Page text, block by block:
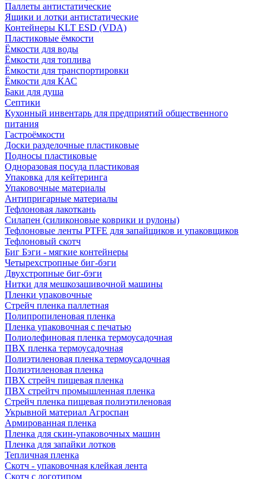
Паллеты антистатические
Ящики и лотки антистатические
Контейнеры KLT ESD (VDA)
Пластиковые ёмкости
Ёмкости для воды
Ёмкости для топлива
Ёмкости для транспортировки
Ёмкости для КАС
Баки для душа
Септики
Кухонный инвентарь для предприятий общественного
питания
Гастроёмкости
Доски разделочные пластиковые
Подносы пластиковые
Одноразовая посуда пластиковая
Упаковка для кейтеринга
Упаковочные материалы
Антипригарные материалы
Тефлоновая лакоткань
Силапен (силиконовые коврики и рулоны)
Тефлоновые ленты PTFE для запайщиков и упаковщиков
Тефлоновый скотч
Биг Бэги - мягкие контейнеры
Четырехстропные биг-бэги
Двухстропные биг-бэги
Нитки для мешкозашивочной машины
Пленки упаковочные
Стрейч пленка паллетная
Полипропиленовая пленка
Пленка упаковочная с печатью
Полиолефиновая пленка термоусадочная
ПВХ пленка термоусадочная
Полиэтиленовая пленка термоусадочная
Полиэтиленовая пленка
ПВХ стрейч пищевая пленка
ПВХ стрейтч промышленная пленка
Стрейч пленка пищевая полиэтиленовая
Укрывной материал Агроспан
Армированная пленка
Пленка для скин-упаковочных машин
Пленка для запайки лотков
Тепличная пленка
Скотч - упаковочная клейкая лента
Скотч с логотипом